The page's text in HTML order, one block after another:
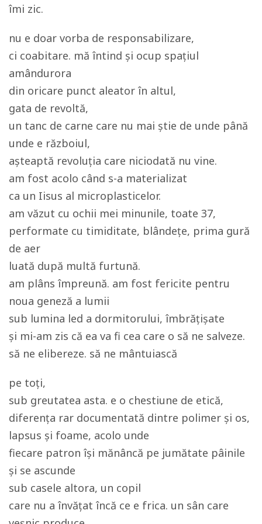
îmi zic.
nu e doar vorba de responsabilizare,
ci coabitare. mă întind și ocup spațiul
amândurora
din oricare punct aleator în altul,
gata de revoltă,
un tanc de carne care nu mai știe de unde până
unde e războiul,
așteaptă revoluția care niciodată nu vine.
am fost acolo când s-a materializat
ca un Iisus al microplasticelor.
am văzut cu ochii mei minunile, toate 37,
performate cu timiditate, blândețe, prima gură
de aer
luată după multă furtună.
am plâns împreună. am fost fericite pentru
noua geneză a lumii
sub lumina led a dormitorului, îmbrățișate
și mi-am zis că ea va fi cea care o să ne salveze.
să ne elibereze. să ne mântuiască
pe toți,
sub greutatea asta. e o chestiune de etică,
diferența rar documentată dintre polimer și os,
lapsus și foame, acolo unde
fiecare patron își mănâncă pe jumătate pâinile
și se ascunde
sub casele altora, un copil
care nu a învățat încă ce e frica. un sân care